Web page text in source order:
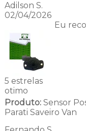
Adilson S.
02/04/2026
Eu
5 estrelas
otimo
Produto:Sensor
Parati Saveiro Van